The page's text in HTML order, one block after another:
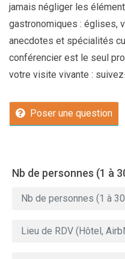
jamais négliger les
gastronomiques : églises,
anecdotes et spécialités
conférencier est le seul
votre visite vivante :
Poser une question
Nb de personnes (1 à